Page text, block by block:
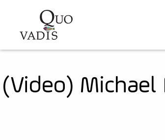
Sari la conținutul principal
Navigare
principală
(Video)